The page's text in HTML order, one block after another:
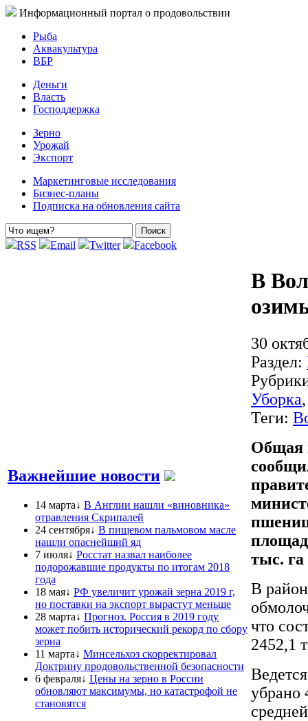
Информационный портал о продовольствии
Рыба
Аквакультура
ВБР
Деньги
Власть
Господдержка
Зерно
Урожай
Экспорт
Маркетинговые исследования
Бизнес-планы
Подписка на обновления сайта
RSS Email Twitter Facebook
Важнейшие новости
14 марта↓ В Англии нашли «виновника»
отравления Скрипалей
24 сентября↓ В пищевом пальмовом масле
нашли опаснейший яд
7 июля↓ Росстат назвал наиболее
подорожавшие продукты по итогам 2018
года
18 мая↓ РФ увеличит урожай зерна 2019 г,
но поставки на экспорт вырастут меньше
28 марта↓ Прогноз. Россия в 2019 году
может побить исторический рекорд по сбору
зерна
11 марта↓ Минсельхоз скорректировал
Доктрину продовольственной безопасности
6 февраля↓ Цены на зерно в России
обновляют максимумы, но катастрофой не
становятся
В
30
Раздел:
Уборка
Теги:
Общая
тыс. га
В
что
2452,1
убрано